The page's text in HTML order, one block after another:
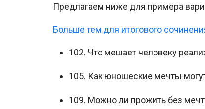
Предлагаем ниже для примера
Больше тем для итогового
102. Что мешает человеку
105. Как юношеские мечты
109. Можно ли прожить без